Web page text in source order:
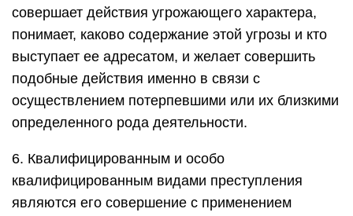
совершает действия угрожающего характера,
понимает, каково содержание этой угрозы и кто
выступает ее адресатом, и желает совершить
подобные действия именно в связи с
осуществлением потерпевшими или их близкими
определенного рода деятельности.
6. Квалифицированным и особо
квалифицированным видами преступления
являются его совершение с применением